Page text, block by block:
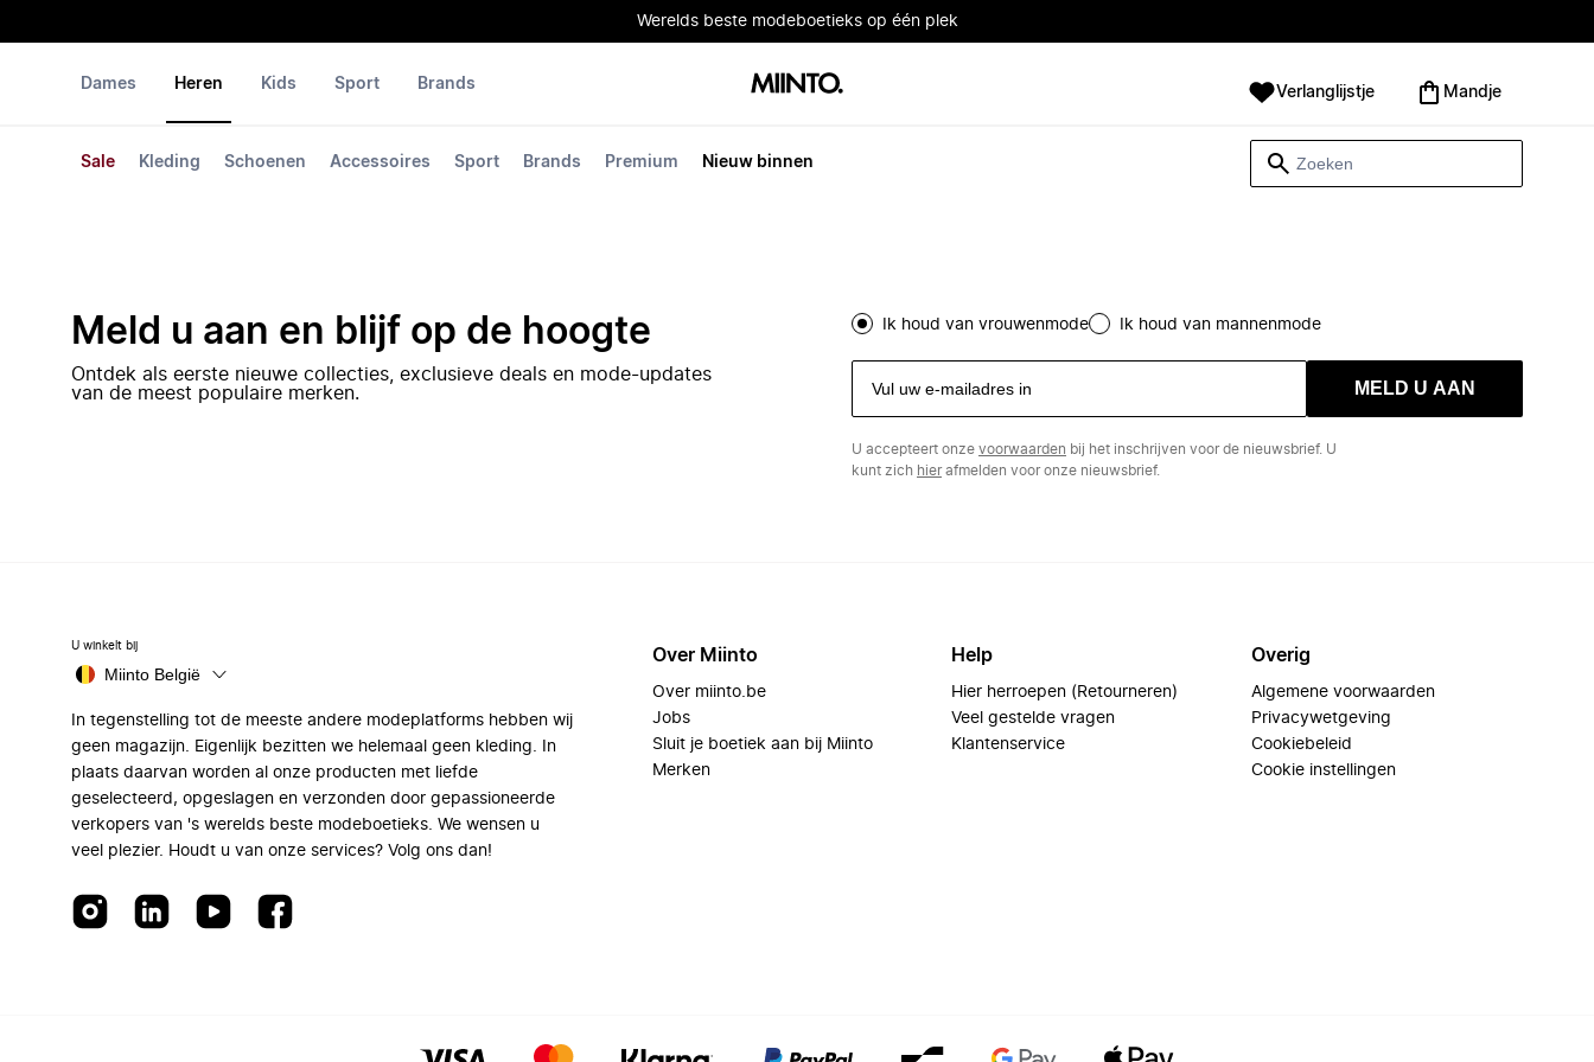
Werelds beste modeboetieks op één plek
Dames Heren
Sale Kleding Schoenen Accessoires Sport Brands Premium Nieuw binnen
Kids Sport Brands Verlanglijstje Mandje
Meld u aan en blijf op de hoogte
Ontdek als eerste nieuwe collecties, exclusieve deals en mode-updates
van de meest populaire merken.
Ik houd van vrouwenmode Ik houd van mannenmode
MELD U AAN
U accepteert onze voorwaarden bij het inschrijven voor de nieuwsbrief. U
kunt zich hierafmelden voor onze nieuwsbrief.
U winkelt bij
Miinto België
In tegenstelling tot de meeste andere modeplatforms hebben wij
geen magazijn. Eigenlijk bezitten we helemaal geen kleding. In
plaats daarvan worden al onze producten met liefde
geselecteerd, opgeslagen en verzonden door gepassioneerde
verkopers van 's werelds beste modeboetieks. We wensen u
veel plezier. Houdt u van onze services? Volg ons dan!
Over Miinto
Over miinto.be
Jobs
Sluit je boetiek aan bij Miinto
Merken
Help
Hier herroepen (Retourneren)
Veel gestelde vragen
Klantenservice
Overig
Algemene voorwaarden
Privacywetgeving
Cookiebeleid
Cookie instellingen